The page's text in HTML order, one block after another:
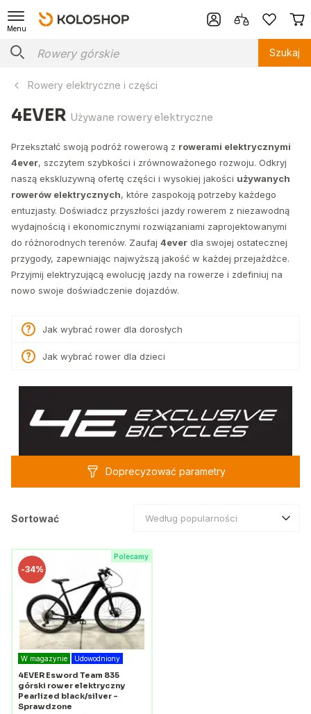
Menu
Szukaj
Rowery elektryczne i części
4EVER Używane rowery elektryczne
Przekształć swoją podróż rowerową z rowerami elektrycznymi
4ever, szczytem szybkości i zrównoważonego rozwoju. Odkryj
naszą ekskluzywną ofertę części i wysokiej jakości używanych
rowerów elektrycznych, które zaspokoją potrzeby każdego
entuzjasty. Doświadcz przyszłości jazdy rowerem z niezawodną
wydajnością i ekonomicznymi rozwiązaniami zaprojektowanymi
do różnorodnych terenów. Zaufaj 4ever dla swojej ostatecznej
przygody, zapewniając najwyższą jakość w każdej przejażdżce.
Przyjmij elektryzującą ewolucję jazdy na rowerze i zdefiniuj na
nowo swoje doświadczenie dojazdów.
Jak wybrać rower dla dorosłych
Jak wybrać rower dla dzieci
Doprecyzować parametry
Sortować Według popularności
Polecamy
-34%
W magazynie Udowodniony
4EVER Esword Team 835
górski rower elektryczny
Pearlized black/silver -
Sprawdzone